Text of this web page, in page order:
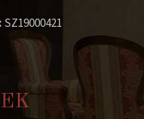
SZ19000421